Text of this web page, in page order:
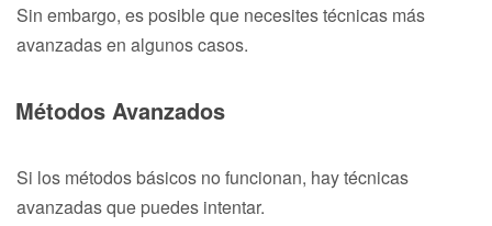
Sin embargo, es posible que necesites técnicas más
avanzadas en algunos casos.
Métodos Avanzados
Si los métodos básicos no funcionan, hay técnicas
avanzadas que puedes intentar.